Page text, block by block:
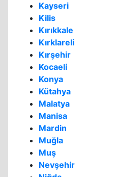
Kayseri
Kilis
Kırıkkale
Kırklareli
Kırşehir
Kocaeli
Konya
Kütahya
Malatya
Manisa
Mardin
Muğla
Muş
Nevşehir